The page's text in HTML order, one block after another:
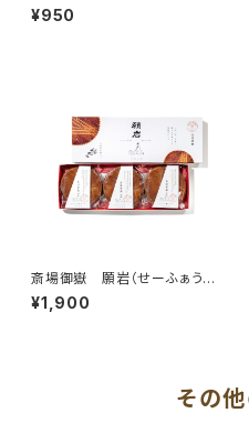
¥950
斎場御嶽 願岩（せーふぁうた
き うがん）
¥1,900
その